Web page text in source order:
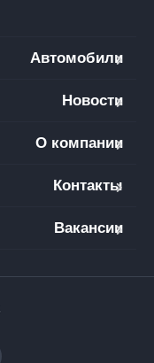
Автомобили
Новости
О компании
Контакты
Вакансии